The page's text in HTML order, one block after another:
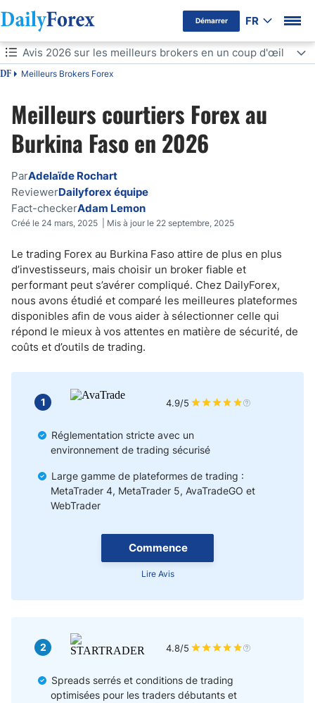
Démarrer FR
DF Meilleurs Brokers Forex
Avertissement Publicitaire
Avis 2026 sur les meilleurs brokers en un coup d'œil
Avis 2026 sur les meilleurs brokers en un coup d'œil
Comparatif des meilleures plateformes de trading
Pourquoi est-il important de choisir le bon broker ?
Réglementation locale et gage de sécurité pour les traders
burkinabés
Critères de sélection d'un broker au Burkina Faso
Quels actifs peuvent être négociés au Burkina Faso ?
Quels brokers proposent des actions du Burkina Faso ou des
instruments locaux ?
Quels sont les frais habituels du trading Forex au Burkina Faso ?
Quels courtiers offrent la meilleure expérience de trading mobile pour
Comment commencer à trader avec un broker Forex au Burkina Faso
Notre avis
Meilleurs courtiers Forex au
Burkina Faso en 2026
ParAdelaïde Rochart
ReviewerDailyforex équipe
Fact-checkerAdam Lemon
Créé le 24 mars, 2025 | Mis à jour le 22 septembre, 2025
Le trading Forex au Burkina Faso attire de plus en plus
d’investisseurs, mais choisir un broker fiable et
performant peut s’avérer compliqué. Chez DailyForex,
nous avons étudié et comparé les meilleures plateformes
disponibles afin de vous aider à sélectionner celle qui
répond le mieux à vos attentes en matière de sécurité, de
coûts et d’outils de trading.
Commence
Lire Avis
1 4.9/5
Réglementation stricte avec un
environnement de trading sécurisé
Large gamme de plateformes de trading :
MetaTrader 4, MetaTrader 5, AvaTradeGO et
WebTrader
2 4.8/5
Spreads serrés et conditions de trading
optimisées pour les traders débutants et